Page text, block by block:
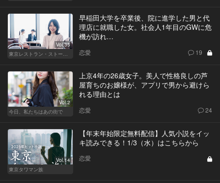
Vol.35
東京レストラン・ストーリー
早稲田大学を卒業後、院に進学した男と代
理店に就職した女。社会人1年目のGWに危
機が訪れ…
恋愛 19
Vol.2
今日、私たちはあの街で
上京4年の26歳女子。美人で性格良しの芦
屋育ちのお嬢様が、アプリで男から避けら
れる理由とは
恋愛 24
Vol.14
東京タワマン族
【年末年始限定無料配信】人気小説をイッ
キ読みできる！1/3（水）はこちらから
恋愛